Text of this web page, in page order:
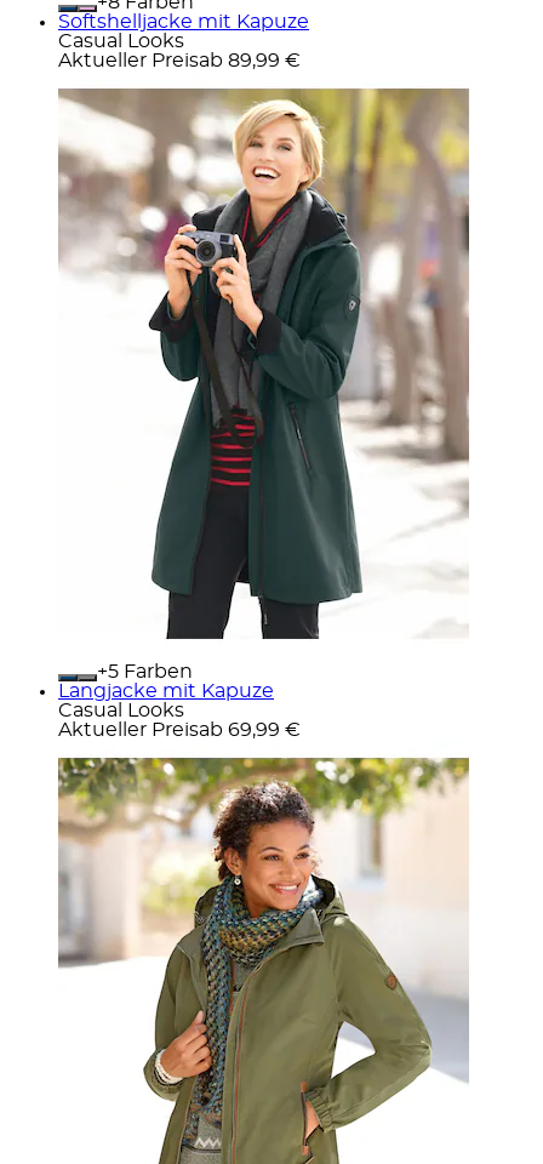
Softshelljacke mit Kapuze
Casual Looks
Aktueller Preisab 89,99 €
+
Farben
Langjacke mit Kapuze
Casual Looks
Aktueller Preisab 69,99 €